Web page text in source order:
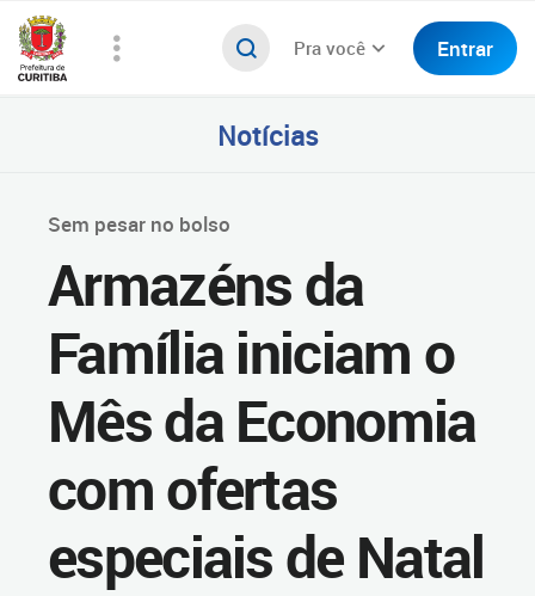
Pra você Entrar
Notícias
Sem pesar no bolso
Armazéns da
Família iniciam o
Mês da Economia
com ofertas
especiais de Natal